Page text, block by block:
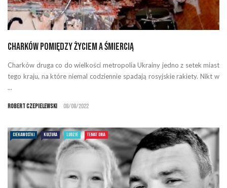
Charków pomiędzy życiem a śmiercią
Charków druga co do wielkości metropolia Ukrainy jedno z setek miast
tego kraju, na które niemal codziennie spadają rosyjskie rakiety. Nikt w
...
Robert Czepielewski 08/08/2022
CIEKAWOSTKI KULTURA LUDZIE TEMAT DNIA